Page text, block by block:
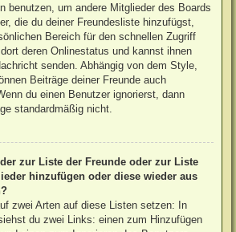
benutzen, um andere Mitglieder des Boards
die du deiner Freundesliste hinzufügst,
Bereich für den schnellen Zugriff
deren Onlinestatus und kannst ihnen
senden. Abhängig von dem Style,
Beiträge deiner Freunde auch
du einen Benutzer ignorierst, dann
standardmäßig nicht.
zur Liste der Freunde oder zur Liste
hinzufügen oder diese wieder aus
zwei Arten auf diese Listen setzen: In
du zwei Links: einen zum Hinzufügen